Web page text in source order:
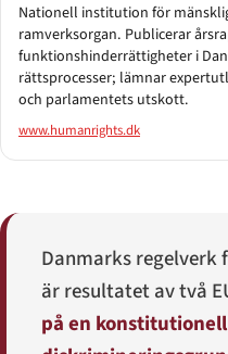
Nationell institution för
ramverksorgan. Publicerar
funktionshinderrättigheter i
rättsprocesser; lämnar
och parlamentets utskott.
www.humanrights.dk
Danmarks
är resultatet av två
på en